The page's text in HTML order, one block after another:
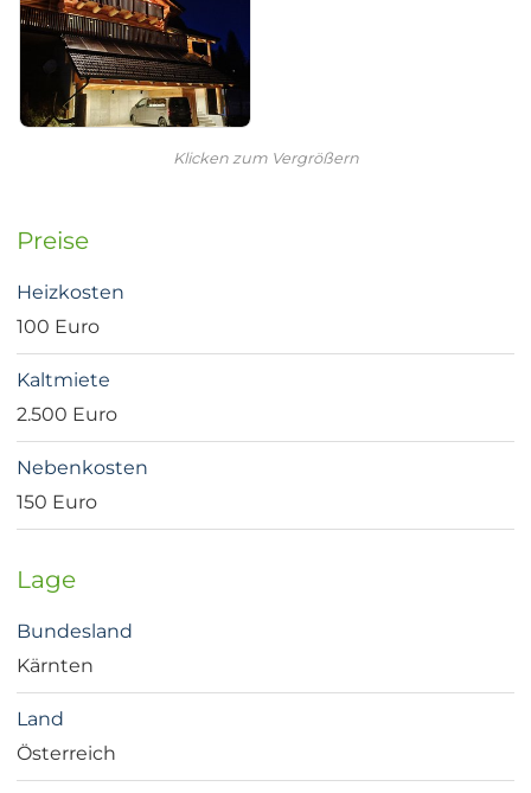
Klicken zum Vergrößern
Preise
Heizkosten
100 Euro
Kaltmiete
2.500 Euro
Nebenkosten
150 Euro
Lage
Bundesland
Kärnten
Land
Österreich